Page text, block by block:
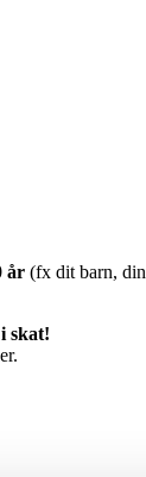
år (fx dit barn,
skat!